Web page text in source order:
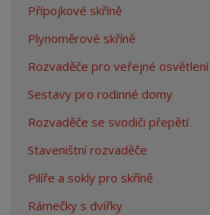
Přípojkové skříně
Plynoměrové skříně
Rozvaděče pro veřejné osvětlení
Sestavy pro rodinné domy
Rozvaděče se svodiči přepětí
Staveništní rozvaděče
Pilíře a sokly pro skříně
Rámečky s dvířky